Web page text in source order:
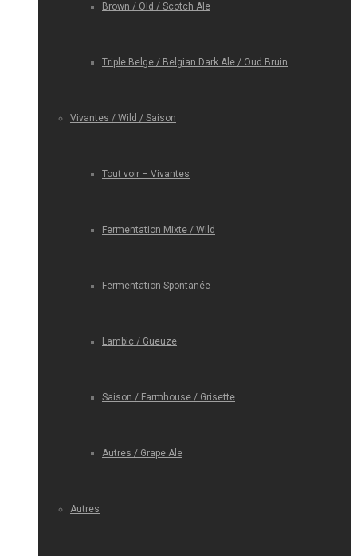
Brown / Old / Scotch Ale
Triple Belge / Belgian Dark Ale / Oud Bruin
Vivantes / Wild / Saison
Tout voir – Vivantes
Fermentation Mixte / Wild
Fermentation Spontanée
Lambic / Gueuze
Saison / Farmhouse / Grisette
Autres / Grape Ale
Autres